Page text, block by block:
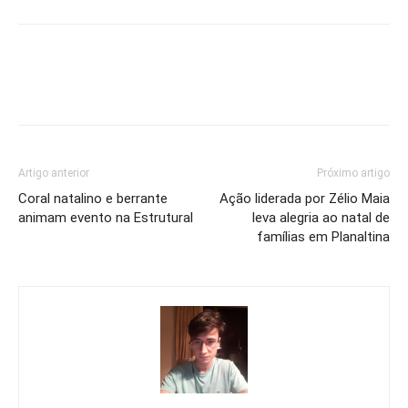
Artigo anterior
Coral natalino e berrante
animam evento na Estrutural
Próximo artigo
Ação liderada por Zélio Maia
leva alegria ao natal de
famílias em Planaltina